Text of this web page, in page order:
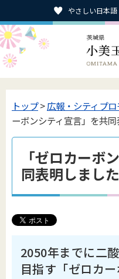
やさしい日本語
トップ>広報・シティプ
ーボンシティ宣言」を共同
「ゼロカーボ
同表明しました
2050年までに二
目指す「ゼロカ